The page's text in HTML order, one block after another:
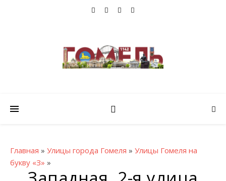
Главная » Улицы города Гомеля » Улицы Гомеля на
букву «З» »